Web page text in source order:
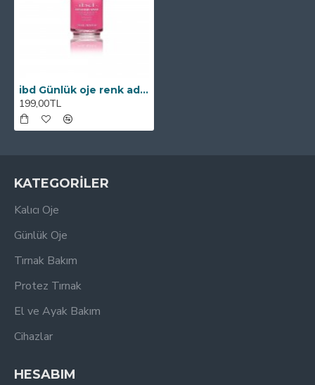
ibd Günlük oje renk adı: Vespas & Siestas (pembe)
199,00TL
KATEGORİLER
Kalıcı Oje
Günlük Oje
Tırnak Bakım
Protez Tırnak
El ve Ayak Bakım
Cihazlar
HESABIM